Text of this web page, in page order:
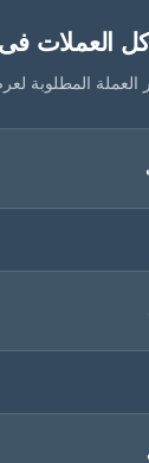
كل العملات
العملة المطلوبة